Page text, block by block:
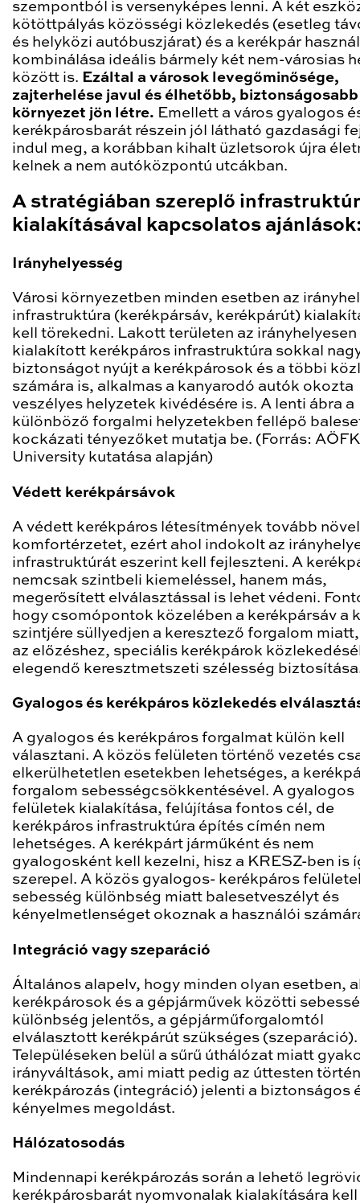
szempontból is versenyképes lenni. A két
kötöttpályás közösségi közlekedés (esetleg
és helyközi autóbuszjárat) és a kerékpár
kombinálása ideális bármely két nem-városias
között is. Ezáltal a városok levegőminősége,
zajterhelése javul és élhetőbb, biztonságosabb
környezet jön létre. Emellett a város gyalogos
kerékpárosbarát részein jól látható gazdasági
indul meg, a korábban kihalt üzletsorok újra
kelnek a nem autóközpontú utcákban.
A stratégiában szereplő
kialakításával kapcsolatos
Irányhelyesség
Városi környezetben minden esetben az
infrastruktúra (kerékpársáv, kerékpárút)
kell törekedni. Lakott területen az irányhelyesen
kialakított kerékpáros infrastruktúra sokkal
biztonságot nyújt a kerékpárosok és a többi
számára is, alkalmas a kanyarodó autók okozta
veszélyes helyzetek kivédésére is. A lenti ábra a
különböző forgalmi helyzetekben fellépő
kockázati tényezőket mutatja be. (Forrás:
University kutatása alapján)
Védett kerékpársávok
A védett kerékpáros létesítmények tovább
komfortérzetet, ezért ahol indokolt az
infrastruktúrát eszerint kell fejleszteni. A
nemcsak szintbeli kiemeléssel, hanem más,
megerősített elválasztással is lehet védeni.
hogy csomópontok közelében a kerékpársáv a
szintjére süllyedjen a keresztező forgalom
az előzéshez, speciális kerékpárok
elegendő keresztmetszeti szélesség
Gyalogos és kerékpáros közlekedés
A gyalogos és kerékpáros forgalmat külön kell
választani. A közös felületen történő vezetés
elkerülhetetlen esetekben lehetséges, a
forgalom sebességcsökkentésével. A gyalogos
felületek kialakítása, felújítása fontos cél, de
kerékpáros infrastruktúra építés címén nem
lehetséges. A kerékpárt járműként és nem
gyalogosként kell kezelni, hisz a KRESZ-ben is
szerepel. A közös gyalogos- kerékpáros
sebesség különbség miatt balesetveszélyt és
kényelmetlenséget okoznak a használói
Integráció vagy szeparáció
Általános alapelv, hogy minden olyan esetben,
kerékpárosok és a gépjárművek közötti
különbség jelentős, a gépjárműforgalomtól
elválasztott kerékpárút szükséges (szeparáció).
Településeken belül a sűrű úthálózat miatt
irányváltások, ami miatt pedig az úttesten
kerékpározás (integráció) jelenti a biztonságos
kényelmes megoldást.
Hálózatosodás
Mindennapi kerékpározás során a lehető
kerékpárosbarát nyomvonalak kialakítására kell